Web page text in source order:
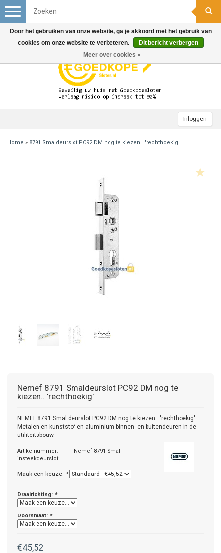
Inloggen
Toggle
navigation
Home » 8791 Smaldeurslot PC92 DM nog te kiezen.. 'rechthoekig'
Nemef 8791 Smaldeurslot PC92 DM nog te
kiezen.. 'rechthoekig'
NEMEF 8791 Smal deurslot PC92 DM nog te kiezen.. 'rechthoekig'.
Metalen en kunststof en aluminium binnen- en buitendeuren in de
utiliteitsbouw.
Artikelnummer:
Nemef 8791 Smal
insteekdeurslot
Maak een keuze: *
Draairichting: *
Doornmaat: *
€45,52
Door het gebruiken van onze website, ga je akkoord met het gebruik van
cookies om onze website te verbeteren.
Dit bericht verbergen
Meer over cookies »